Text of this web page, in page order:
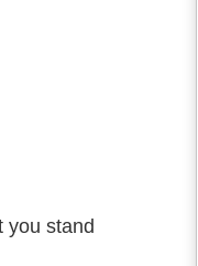
you stand